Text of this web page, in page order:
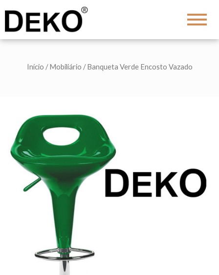
Início /Mobiliário / Banqueta Verde Encosto Vazado